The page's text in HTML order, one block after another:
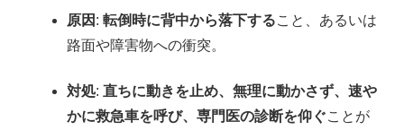
原因 :転倒時に背中から落下すること、あるいは
路面や障害物への衝突。
対処:直ちに動きを止め、無理に動かさず、速や
かに救急車を呼び、専門医の診断を仰ぐことが